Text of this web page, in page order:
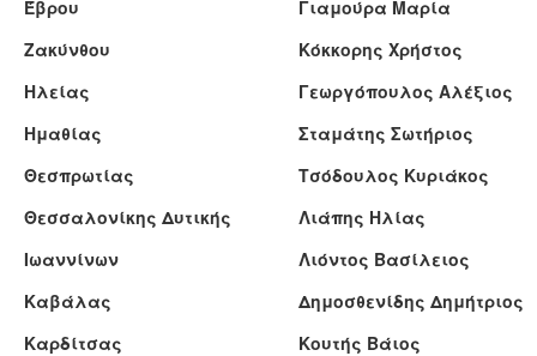
Έβρου
Γιαμούρα Μαρία
Ζακύνθου
Κόκκορης Χρήστος
Ηλείας
Γεωργόπουλος Αλέξιος
Ημαθίας
Σταμάτης Σωτήριος
Θεσπρωτίας
Τσόδουλος Κυριάκος
Θεσσαλονίκης Δυτικής
Λιάπης Ηλίας
Ιωαννίνων
Λιόντος Βασίλειος
Καβάλας
Δημοσθενίδης Δημήτριος
Καρδίτσας
Κουτής Βάιος